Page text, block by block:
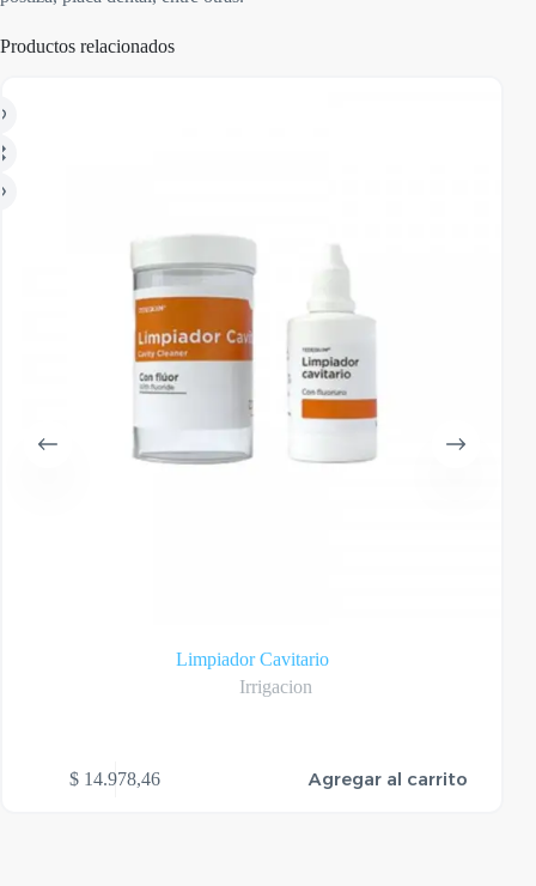
Productos relacionados
Limpiador Cavitario
Irrigacion
$ 14.978,46 Agregar al carrito